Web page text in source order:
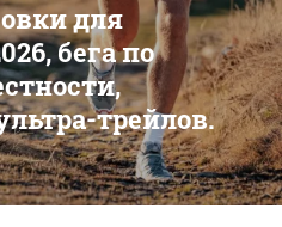
для
бега по
трейлов.